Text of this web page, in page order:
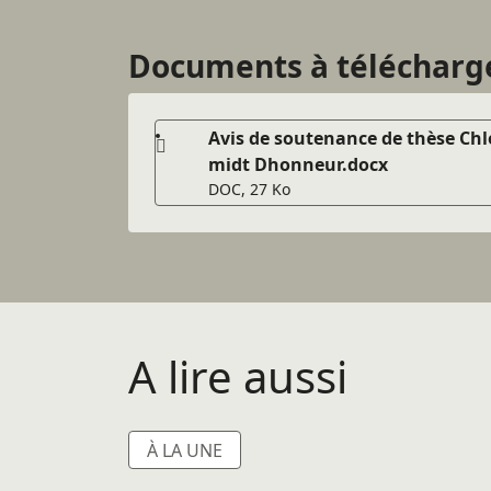
Documents à
Avis de soutenance de thèse
midt Dhonneur.docx
DOC, 27 Ko
A lire aussi
À LA UNE